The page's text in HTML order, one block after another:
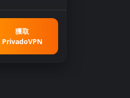
獲取
PrivadoVPN